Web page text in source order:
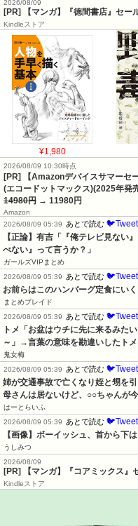
2026/08/09
[PR] 【マンガ】『徳間書店』セー
Kindleストア
¥1,980
2026/08/09 10:30時点
[PR] 【Amazonデバイスサマーセ
(エコードットマックス)(2025年
14980円 → 11980円
Amazon
2026/08/09 05:39
あとで読む 🐦Tweet
【正論】有吉「『俺テレビ見ない
べない』って言うか？」
ガールズVIPまとめ
2026/08/09 05:39
あとで読む 🐦Tweet
お前らはこのハンバーグ定食にい
まとめブレイド
2026/08/09 05:39
あとで読む 🐦Tweet
トメ「お盆はウチに先に来るみた
～」→言葉の意味を勘違いしたト
鬼女梅
2026/08/09 05:39
あとで読む 🐦Tweet
姉が交通事故で亡くなり姪と甥を
母さんは居ないけど、○○ちゃんが
はーとらいふ
2026/08/09 05:39
あとで読む 🐦Tweet
【画像】ボーイッシュ、首から
うしみつ
2026/08/09
[PR] 【マンガ】『コアミックス』
Kindleストア